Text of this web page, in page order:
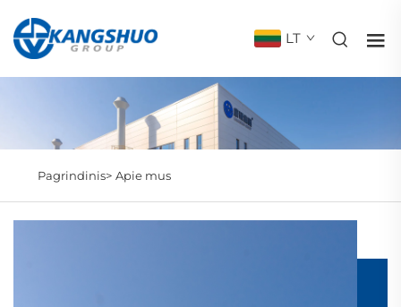
LT
Pagrindinis> Apie mus